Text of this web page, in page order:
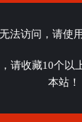
法访问，请使
请收藏10个以
本站！